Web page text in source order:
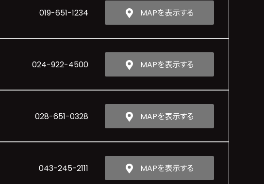
019-651-1234 MAPを表示する
024-922-4500 MAPを表示する
028-651-0328 MAPを表示する
043-245-2111 MAPを表示する